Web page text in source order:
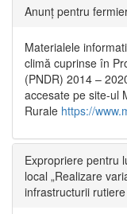
Anunț pentru
Materialele
climă cuprinse în
(PNDR) 2014 –
accesate pe site-ul
Rurale https://
Expropriere pentru
local „Realizare
infrastructurii